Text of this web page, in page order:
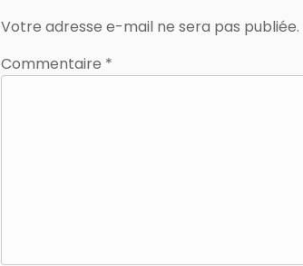
Votre adresse e-mail ne sera pas publiée.
Commentaire *